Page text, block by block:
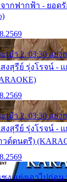
จากฟากฟ้า - ยอด
เป๋า 2. 03:30 แย่ง
งสุรีย์ รุ่งโรจน์ -
เป๋า 2. 03:30 แย่ง
งสุรีย์ รุ่งโรจน์ -
ด์ดนตรี)
ซง แย่งเอาไปก่อ